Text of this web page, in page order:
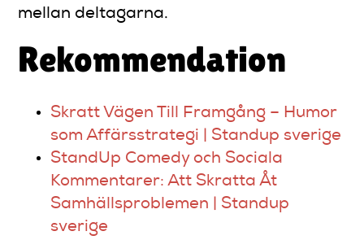
mellan deltagarna.
Rekommendation
Skratt Vägen Till Framgång – Humor
som Affärsstrategi | Standup sverige
StandUp Comedy och Sociala
Kommentarer: Att Skratta Åt
Samhällsproblemen | Standup
sverige